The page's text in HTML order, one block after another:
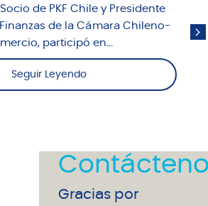
de PKF Chile y Presidente
de la Cámara Chileno-
participó en...
Seguir Leyendo
Gracias por